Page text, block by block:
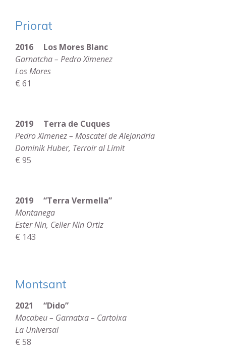
Priorat
2016 Los Mores Blanc
Garnatcha – Pedro Ximenez
Los Mores
€ 61
2019 Terra de Cuques
Pedro Ximenez – Moscatel de Alejandria
Dominik Huber, Terroir al Límit
€ 95
2019 “Terra Vermella”
Montanega
Ester Nin, Celler Nin Ortiz
€ 143
Montsant
2021 “Dido”
Macabeu – Garnatxa – Cartoixa
La Universal
€ 58